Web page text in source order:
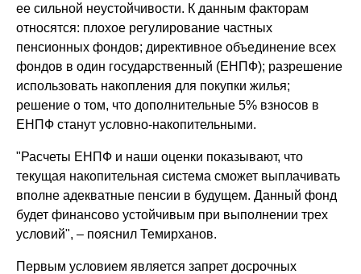
ее сильной неустойчивости. К данным факторам
относятся: плохое регулирование частных
пенсионных фондов; директивное объединение всех
фондов в один государственный (ЕНПФ); разрешение
использовать накопления для покупки жилья;
решение о том, что дополнительные 5% взносов в
ЕНПФ станут условно-накопительными.
"Расчеты ЕНПФ и наши оценки показывают, что
текущая накопительная система сможет выплачивать
вполне адекватные пенсии в будущем. Данный фонд
будет финансово устойчивым при выполнении трех
условий", – пояснил Темирханов.
Первым условием является запрет досрочных